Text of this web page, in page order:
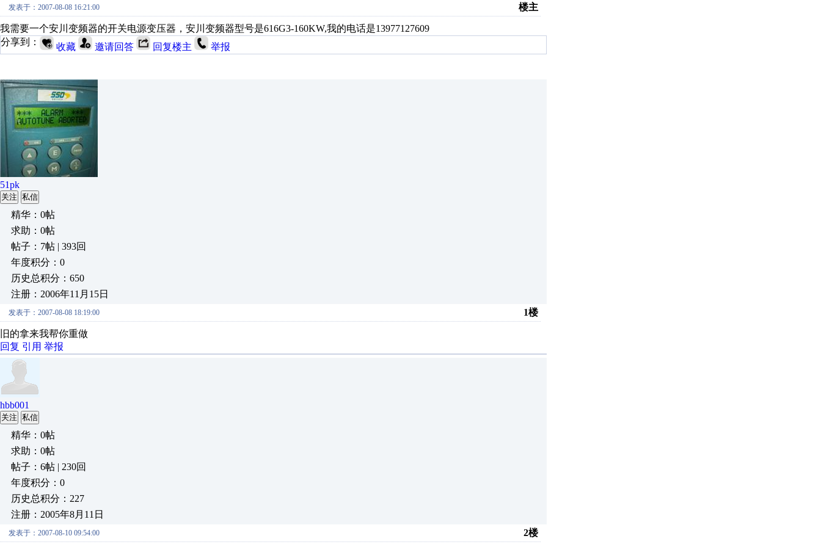
发表于：2007-08-08 16:21:00 楼主
我需要一个安川变频器的开关电源变压器，安川变频器型号是616G3-160KW,我的电话是13977127609
分享到：
收藏 邀请回答 回复楼主 举报
51pk
关注 私信
精华：0帖
求助：0帖
帖子：7帖 | 393回
年度积分：0
历史总积分：650
注册：2006年11月15日
发表于：2007-08-08 18:19:00 1楼
旧的拿来我帮你重做
回复 引用 举报
hbb001
关注 私信
精华：0帖
求助：0帖
帖子：6帖 | 230回
年度积分：0
历史总积分：227
注册：2005年8月11日
发表于：2007-08-10 09:54:00 2楼